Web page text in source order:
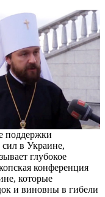
поддержки
в Украине,
глубокое
конференция
которые
и виновны в гибели